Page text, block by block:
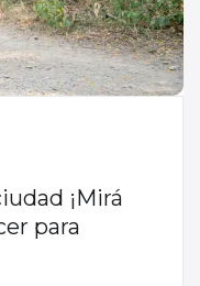
¡Mirá
para